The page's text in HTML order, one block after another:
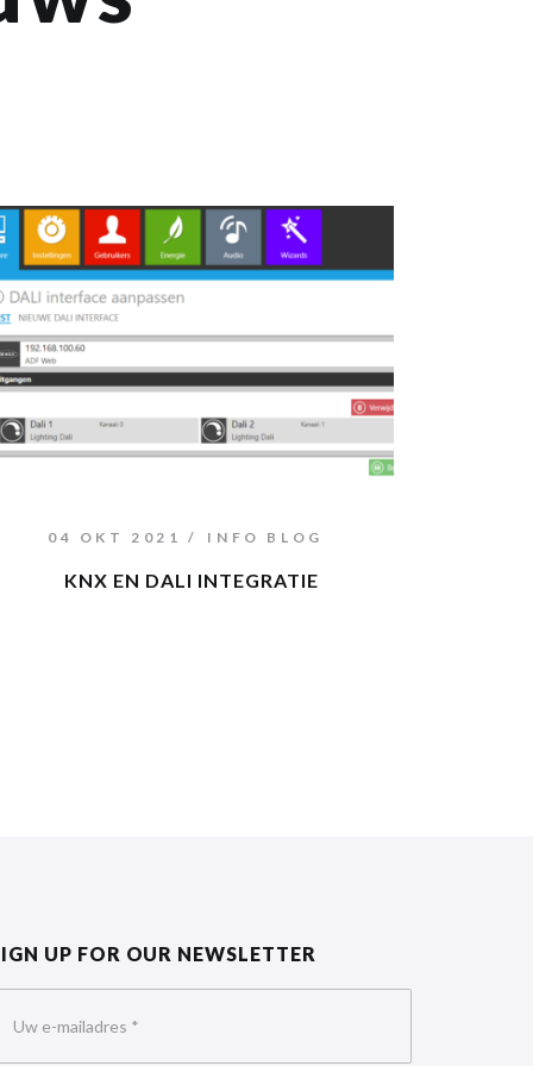
04 OKT 2021 INFO BLOG
KNX EN DALI INTEGRATIE
UP FOR OUR NEWSLETTER
Uw e-mailadres *